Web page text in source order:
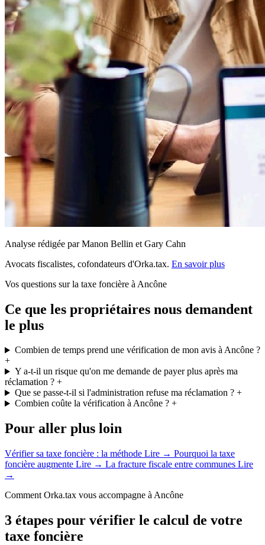
Analyse rédigée par Manon Bellin et Gary Cahn
Avocats fiscalistes, cofondateurs d'Orka.tax. En savoir plus
Vos questions sur la taxe foncière à Ancône
Ce que les propriétaires nous demandent
le plus
Combien de temps prend une vérification de mon avis à Ancône ?
+
Y a-t-il un risque qu'on me demande de payer plus après ma
réclamation ? +
Que se passe-t-il si l'administration refuse ma réclamation ?+
Combien coûte la vérification à Ancône ?+
Pour aller plus loin
Vérifier sa taxe foncière : la méthode Lire → Pourquoi la taxe
foncière augmente Lire → La fracture fiscale entre communes Lire
→
Comment Orka.tax vous accompagne à Ancône
3 étapes pour vérifier le calcul de votre
taxe foncière